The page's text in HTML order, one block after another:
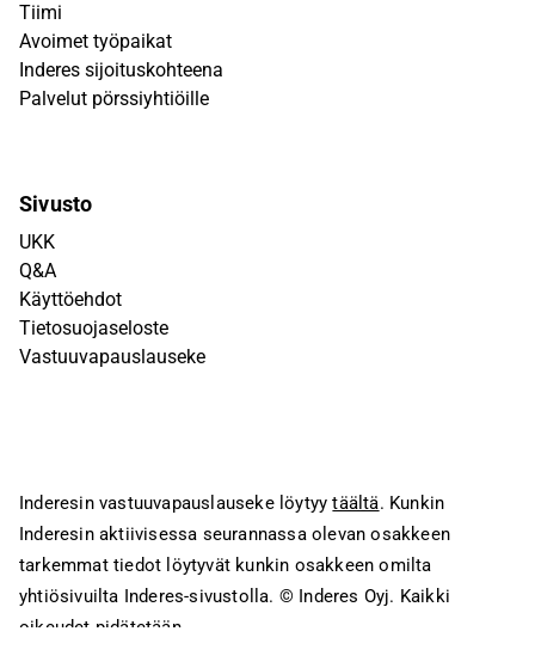
Tiimi
Avoimet työpaikat
Inderes sijoituskohteena
Palvelut pörssiyhtiöille
Sivusto
UKK
Q&A
Käyttöehdot
Tietosuojaseloste
Vastuuvapauslauseke
Inderesin vastuuvapauslauseke löytyytäältä. Kunkin
Inderesin aktiivisessa seurannassa olevan osakkeen
tarkemmat tiedot löytyvät kunkin osakkeen omilta
yhtiösivuilta Inderes-sivustolla. © Inderes Oyj. Kaikki
oikeudet pidätetään.